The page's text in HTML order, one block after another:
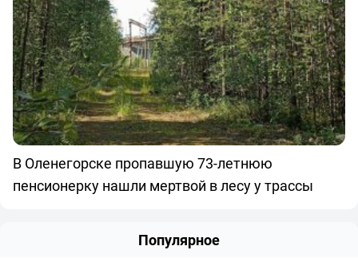
В Оленегорске пропавшую 73-летнюю
пенсионерку нашли мертвой в лесу у трассы
Популярное